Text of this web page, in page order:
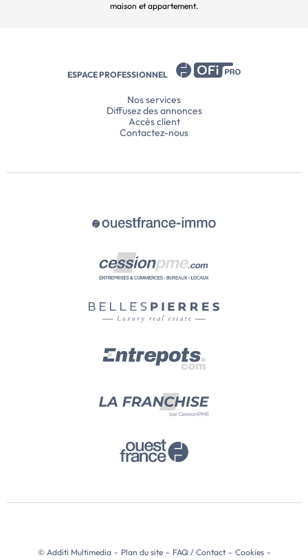
maison et appartement.
ESPACE PROFESSIONNEL
Nos services
Diffusez des annonces
Accès client
Contactez-nous
© Additi Multimedia - Plan du site - FAQ / Contact - Cookies -